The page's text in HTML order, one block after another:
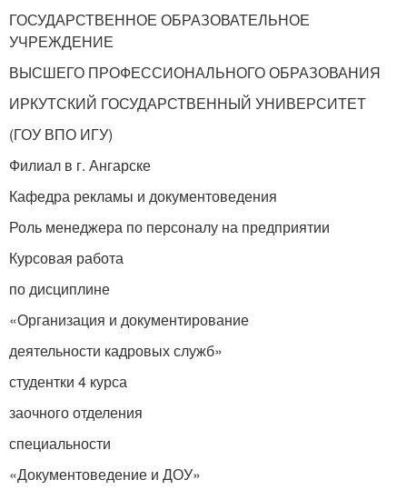
ГОСУДАРСТВЕННОЕ ОБРАЗОВАТЕЛЬНОЕ
УЧРЕЖДЕНИЕ
ВЫСШЕГО ПРОФЕССИОНАЛЬНОГО ОБРАЗОВАНИЯ
ИРКУТСКИЙ ГОСУДАРСТВЕННЫЙ УНИВЕРСИТЕТ
(ГОУ ВПО ИГУ)
Филиал в г. Ангарске
Кафедра рекламы и документоведения
Роль менеджера по персоналу на предприятии
Курсовая работа
по дисциплине
«Организация и документирование
деятельности кадровых служб»
студентки 4 курса
заочного отделения
специальности
«Документоведение и ДОУ»